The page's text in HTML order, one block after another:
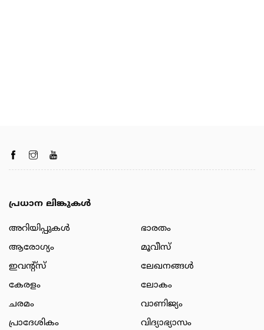
പ്രധാന ലിങ്കുകൾ
അറിയിപ്പുകള്‍
ആരോഗ്യം
ഇവന്റ്സ്
കേരളം
ചരമം
പ്രാദേശികം
ഭാരതം
മൂവീസ്
ലേഖനങ്ങള്‍
ലോകം
വാണിജ്യം
വിദ്യാഭ്യാസം